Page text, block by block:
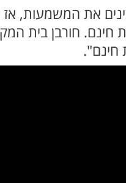
את המשמעות,
חורבן בית
חינם".